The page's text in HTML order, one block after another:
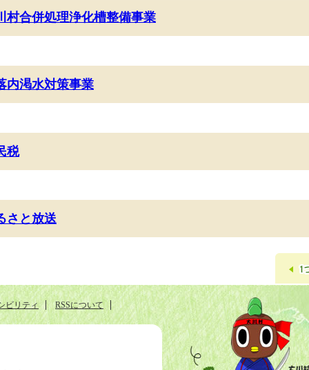
村合併処理浄化槽整備事業
内渇水対策事業
税
さと放送
ビリティ RSSについて